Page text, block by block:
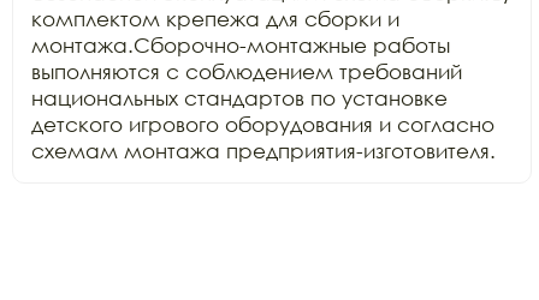
комплектом крепежа для сборки и
монтажа.Сборочно-монтажные работы
выполняются с соблюдением требований
национальных стандартов по установке
детского игрового оборудования и согласно
схемам монтажа предприятия-изготовителя.